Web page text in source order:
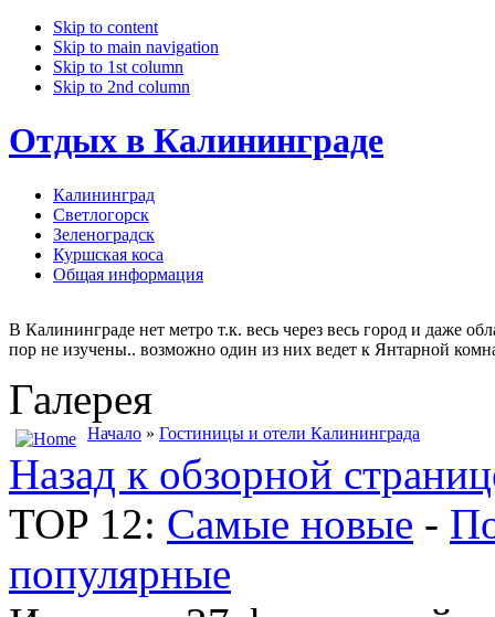
Skip to content
Skip to main navigation
Skip to 1st column
Skip to 2nd column
Отдых в Калининграде
Калининград
Светлогорск
Зеленоградск
Куршская коса
Общая информация
В Калининграде нет метро т.к. весь через весь город и даже
пор не изучены.. возможно один из них ведет к Янтарной
Галерея
Начало » Гостиницы и отели Калининграда
Назад к обзорной
TOP 12: Самые новые -
популярные